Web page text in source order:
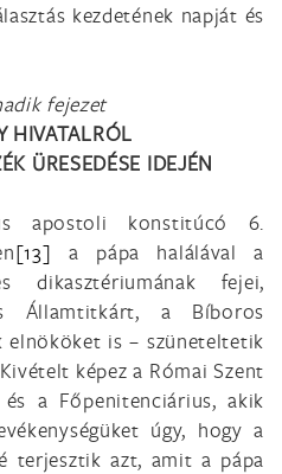
kezdetének napját és
fejezet
HIVATALRÓL
ÜRESEDÉSE IDEJÉN
apostoli konstitúcó 6.
[13] a pápa halálával a
dikasztériumának fejei,
Államtitkárt, a Bíboros
elnököket is – szüneteltetik
képez a Római Szent
és a Főpenitenciárius, akik
úgy, hogy a
terjesztik azt, amit a pápa